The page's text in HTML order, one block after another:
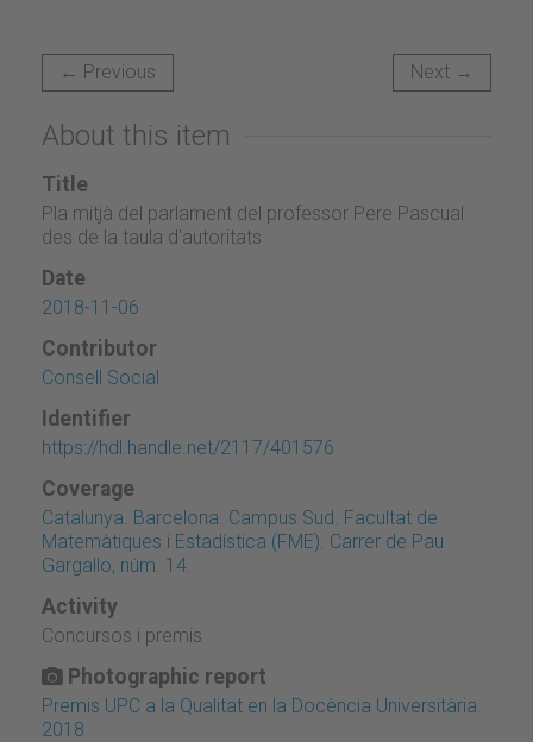
← Previous Next →
About this item
Title
Pla mitjà del parlament del professor Pere Pascual
des de la taula d'autoritats
Date
2018-11-06
Contributor
Consell Social
Identifier
https://hdl.handle.net/2117/401576
Coverage
Catalunya. Barcelona. Campus Sud. Facultat de
Matemàtiques i Estadística (FME). Carrer de Pau
Gargallo, núm. 14.
Activity
Concursos i premis
Photographic report
Premis UPC a la Qualitat en la Docència Universitària.
2018